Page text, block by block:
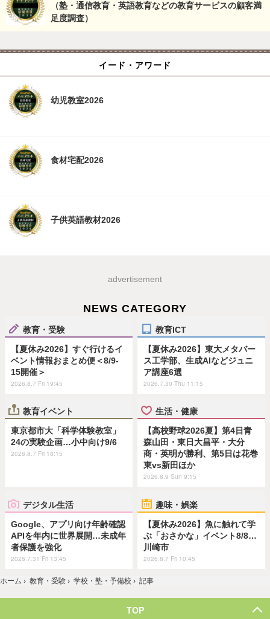
（塾・通信教育・英語教育などの教育サービスの顧客満
足度調査）
イード・アワード
幼児教室2026
食材宅配2026
子供英語教材2026
advertisement
NEWS CATEGORY
教育・受験
【夏休み2026】すぐ行けるイ
ベント情報おまとめ便＜8/9-
15開催＞
2026.8.7 Fri 19:45
教育ICT
【夏休み2026】東大メタバー
ス工学部、生成AIなどジュニ
ア講座6選
2026.7.30 Thu 11:15
教育イベント
東京都市大「科学体験教室」
24の実験企画…小中向け9/6
2026.8.7 Fri 18:15
生活・健康
【高校野球2026夏】第4日青
森山田・東日大昌平・大分
商・英明が勝利、第5日は花巻
東vs新田ほか
2026.8.9 Sun 9:15
デジタル生活
Google、アプリ向け年齢確認
APIを年内に世界展開…未成年
者保護を強化
2026.7.31 Fri 13:45
趣味・娯楽
【夏休み2026】魚に触れて学
ぶ「おさかな」イベント8/8…
川崎市
2026.8.7 Fri 10:45
ホーム › 教育・受験 › 学校・塾・予備校 › 記事
TOP